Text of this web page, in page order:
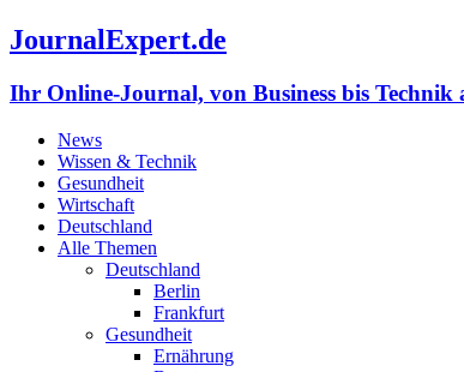
JournalExpert.de
Ihr Online-Journal, von Business bis
News
Wissen & Technik
Gesundheit
Wirtschaft
Deutschland
Alle Themen
Deutschland
Berlin
Frankfurt
Gesundheit
Ernährung